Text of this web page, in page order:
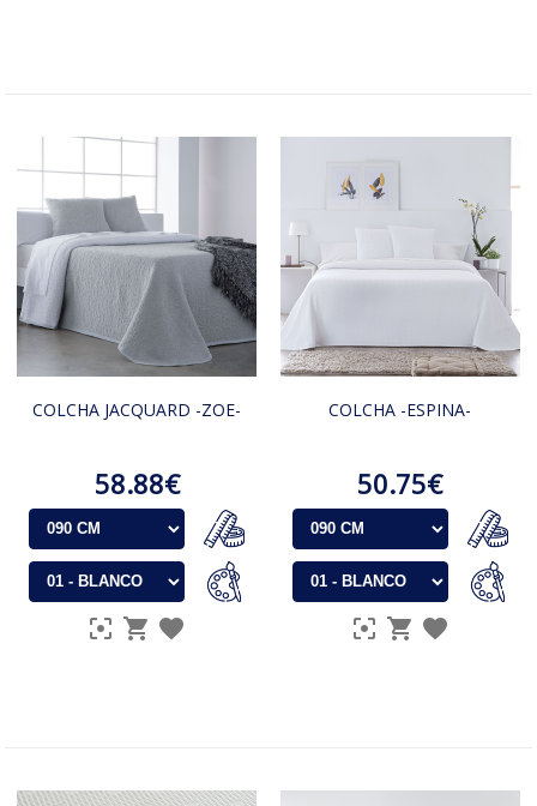
COLCHA JACQUARD -ZOE-
58.88€
COLCHA -ESPINA-
50.75€